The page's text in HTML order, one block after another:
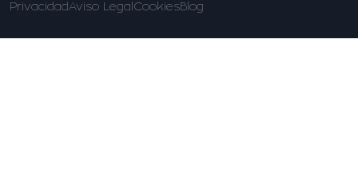
Privacidad Aviso Legal CookiesBlog